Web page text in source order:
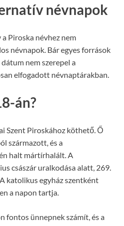
névnapok
Piroska névhez nem
névnapok. Bár egyes források
nem szerepel a
elfogadott névnaptárakban.
án?
Szent Piroskához köthető. Ő
származott, és a
halt mártírhalált. A
császár uralkodása alatt, 269.
katolikus egyház szentként
a napon tartja.
fontos ünnepnek számít, és a